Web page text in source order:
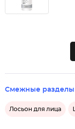
Смежные разделы
Лосьон для лица